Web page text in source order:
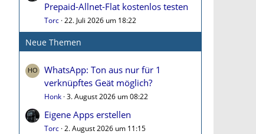
Prepaid-Allnet-Flat kostenlos testen
Torc 22. Juli 2026 um 18:22
Neue Themen
WhatsApp: Ton aus nur für 1
verknüpftes Geät möglich?
Honk 3. August 2026 um 08:22
Eigene Apps erstellen
Torc 2. August 2026 um 11:15